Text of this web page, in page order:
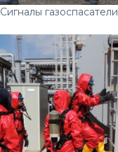
Сигналы газоспасатели